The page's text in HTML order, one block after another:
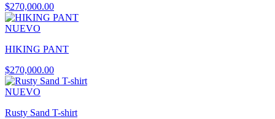
$270,000.00
NUEVO
HIKING PANT
$270,000.00
NUEVO
Rusty Sand T-shirt